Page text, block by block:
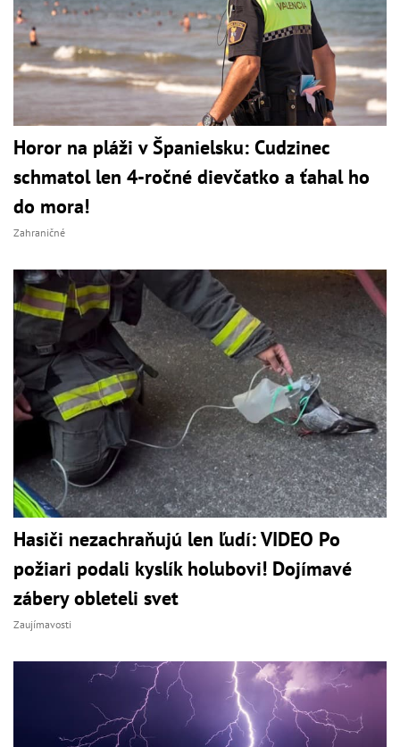
Horor na pláži v Španielsku: Cudzinec
schmatol len 4-ročné dievčatko a ťahal ho
do mora!
Zahraničné
Hasiči nezachraňujú len ľudí: VIDEO Po
požiari podali kyslík holubovi! Dojímavé
zábery obleteli svet
Zaujímavosti